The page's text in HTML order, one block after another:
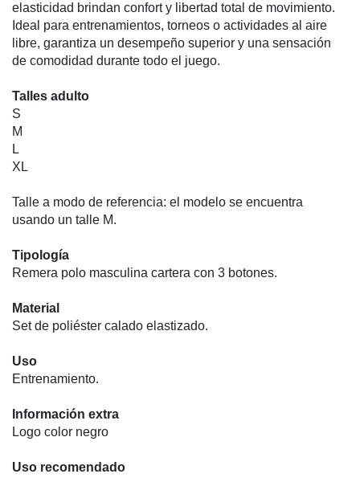
elasticidad brindan confort y libertad total de movimiento.
Ideal para entrenamientos, torneos o actividades al aire
libre, garantiza un desempeño superior y una sensación
de comodidad durante todo el juego.
Talles adulto
S
M
L
XL
Talle a modo de referencia: el modelo se encuentra
usando un talle M.
Tipología
Remera polo masculina cartera con 3 botones.
Material
Set de poliéster calado elastizado.
Uso
Entrenamiento.
Información extra
Logo color negro
Uso recomendado